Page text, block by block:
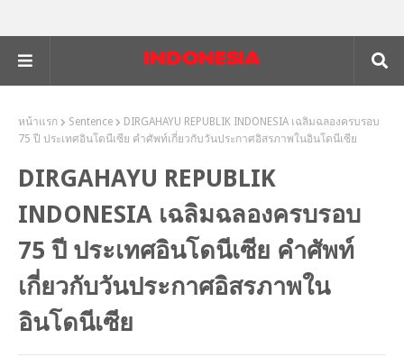
หน้าแรก Sentence
DIRGAHAYU REPUBLIK INDONESIA เฉลิมฉลองครบรอบ
75 ปี ประเทศอินโดนีเซีย คำศัพท์เกี่ยวกับวันประกาศอิสรภาพในอินโดนีเซีย
DIRGAHAYU REPUBLIK
INDONESIA เฉลิมฉลองครบรอบ
75 ปี ประเทศอินโดนีเซีย คำศัพท์
เกี่ยวกับวันประกาศอิสรภาพใน
อินโดนีเซีย